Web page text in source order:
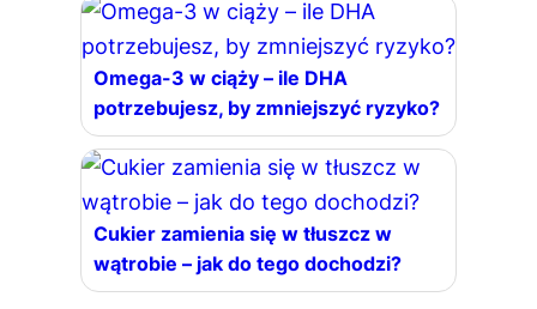
Omega-3 w ciąży – ile DHA
potrzebujesz, by zmniejszyć ryzyko?
Cukier zamienia się w tłuszcz w
wątrobie – jak do tego dochodzi?